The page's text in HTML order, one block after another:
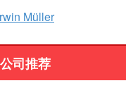
Müller
司推荐